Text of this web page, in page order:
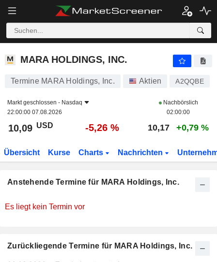
MARA HOLDINGS, INC.
MARA HOLDINGS, INC.
Termine MARA Holdings, Inc. Aktien A2QQBE
Markt geschlossen - Nasdaq
22:00:00 07.08.2026
Nachbörslich
02:00:00
10,09 USD -5,26 % 10,17 +0,79 %
Übersicht Kurse Charts Nachrichten
Anstehende Termine für MARA Holdings, Inc.
Es liegt kein Termin vor
Zurückliegende Termine für MARA Holdings, Inc.